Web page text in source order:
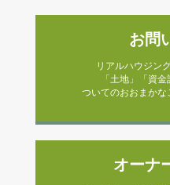
お問
リアルハウジン
「土地」「資
ついてのおおまかな
オーナ